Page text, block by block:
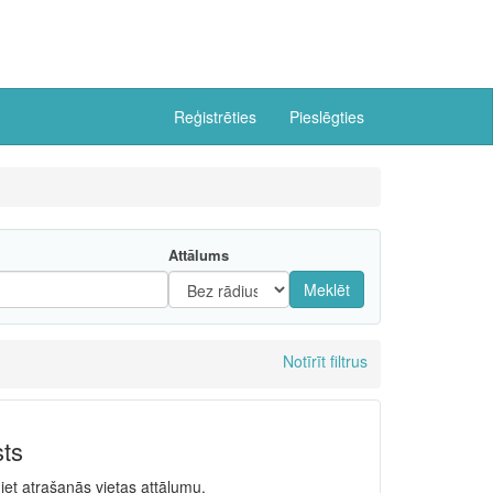
Reģistrēties Pieslēgties
Attālums
Meklēt
Notīrīt filtrus
atrašanās vietas attālumu.